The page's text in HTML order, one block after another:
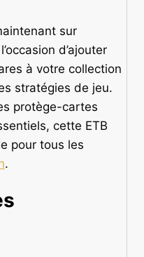
sur
d’ajouter
à votre collection
stratégies de jeu.
protège-cartes
cette ETB
pour tous les
.